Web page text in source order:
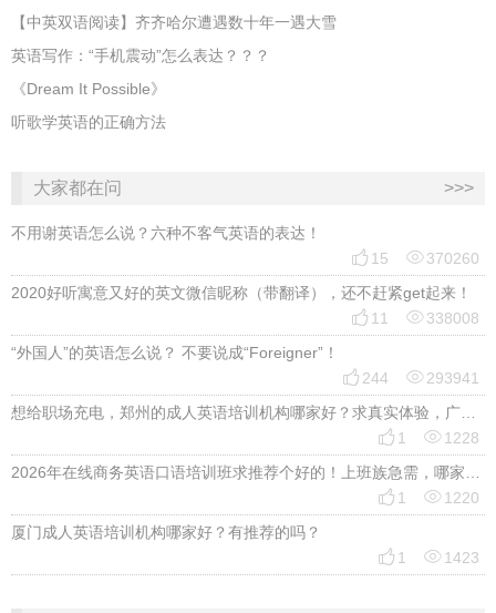
【中英双语阅读】齐齐哈尔遭遇数十年一遇大雪
英语写作：“手机震动”怎么表达？？？
《Dream It Possible》
听歌学英语的正确方法
大家都在问 >>>
不用谢英语怎么说？六种不客气英语的表达！
 15 370260
2020好听寓意又好的英文微信昵称（带翻译），还不赶紧get起来！
 11 338008
“外国人”的英语怎么说？ 不要说成“Foreigner”！
 244 293941
想给职场充电，郑州的成人英语培训机构哪家好？求真实体验，广告勿扰，感谢！
 1 1228
2026年在线商务英语口语培训班求推荐个好的！上班族急需，哪家好？
 1 1220
厦门成人英语培训机构哪家好？有推荐的吗？
 1 1423